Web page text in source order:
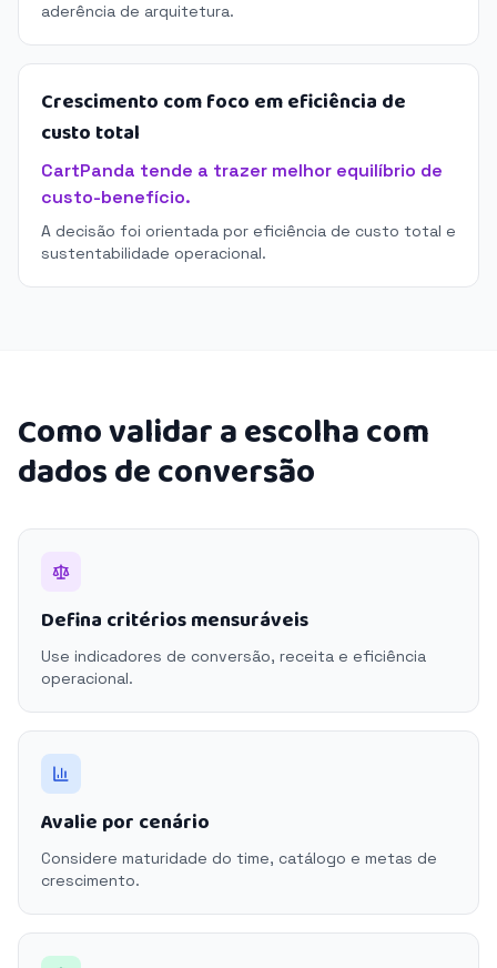
aderência de arquitetura.
Crescimento com foco em eficiência de
custo total
CartPanda tende a trazer melhor equilíbrio de
custo-benefício.
A decisão foi orientada por eficiência de custo total e
sustentabilidade operacional.
Como validar a escolha com
dados de conversão
Defina critérios mensuráveis
Use indicadores de conversão, receita e eficiência
operacional.
Avalie por cenário
Considere maturidade do time, catálogo e metas de
crescimento.